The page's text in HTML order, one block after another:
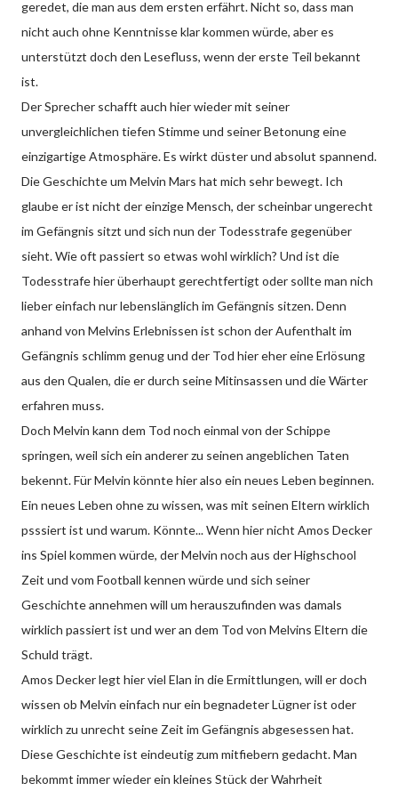
geredet, die man aus dem ersten erfährt. Nicht so, dass man
nicht auch ohne Kenntnisse klar kommen würde, aber es
unterstützt doch den Lesefluss, wenn der erste Teil bekannt
ist.
Der Sprecher schafft auch hier wieder mit seiner
unvergleichlichen tiefen Stimme und seiner Betonung eine
einzigartige Atmosphäre. Es wirkt düster und absolut spannend.
Die Geschichte um Melvin Mars hat mich sehr bewegt. Ich
glaube er ist nicht der einzige Mensch, der scheinbar ungerecht
im Gefängnis sitzt und sich nun der Todesstrafe gegenüber
sieht. Wie oft passiert so etwas wohl wirklich? Und ist die
Todesstrafe hier überhaupt gerechtfertigt oder sollte man nich
lieber einfach nur lebenslänglich im Gefängnis sitzen. Denn
anhand von Melvins Erlebnissen ist schon der Aufenthalt im
Gefängnis schlimm genug und der Tod hier eher eine Erlösung
aus den Qualen, die er durch seine Mitinsassen und die Wärter
erfahren muss.
Doch Melvin kann dem Tod noch einmal von der Schippe
springen, weil sich ein anderer zu seinen angeblichen Taten
bekennt. Für Melvin könnte hier also ein neues Leben beginnen.
Ein neues Leben ohne zu wissen, was mit seinen Eltern wirklich
psssiert ist und warum. Könnte... Wenn hier nicht Amos Decker
ins Spiel kommen würde, der Melvin noch aus der Highschool
Zeit und vom Football kennen würde und sich seiner
Geschichte annehmen will um herauszufinden was damals
wirklich passiert ist und wer an dem Tod von Melvins Eltern die
Schuld trägt.
Amos Decker legt hier viel Elan in die Ermittlungen, will er doch
wissen ob Melvin einfach nur ein begnadeter Lügner ist oder
wirklich zu unrecht seine Zeit im Gefängnis abgesessen hat.
Diese Geschichte ist eindeutig zum mitfiebern gedacht. Man
bekommt immer wieder ein kleines Stück der Wahrheit